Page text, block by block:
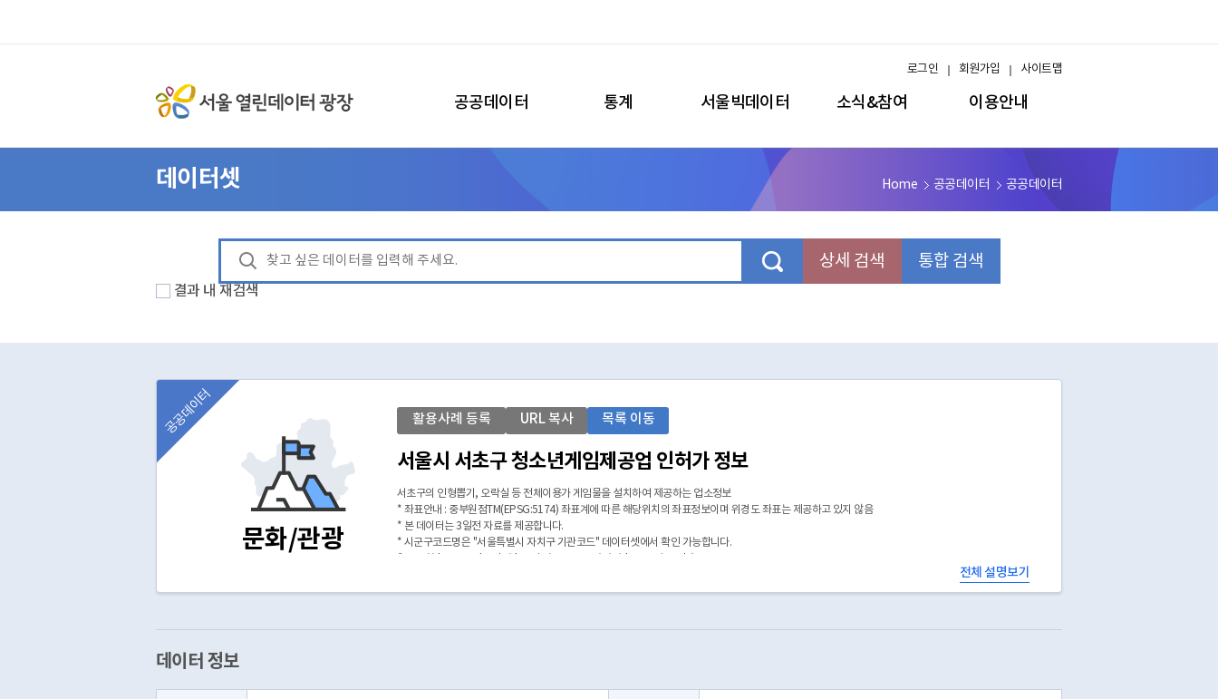
공공데이터 통계 서울빅데이터 소식&참여 이용안내
로그인 회원가입 사이트맵
데이터셋 Home 공공데이터 공공데이터
상세 검색 통합 검색
결과 내 재검색
문화/관광
공공데이터 활용사례 등록 URL 복사 목록 이동
서울시 서초구 청소년게임제공업 인허가 정보
서초구의 인형뽑기, 오락실 등 전체이용가 게임물을 설치하여 제공하는 업소정보
* 좌표안내 : 중부원점TM(EPSG:5174) 좌표계에 따른 해당위치의 좌표정보이며 위경도 좌표는 제공하고 있지 않음
* 본 데이터는 3일전 자료를 제공합니다.
* 시군구코드명은 "서울특별시 자치구 기관코드" 데이터셋에서 확인 가능합니다.
전체 설명보기
데이터 정보